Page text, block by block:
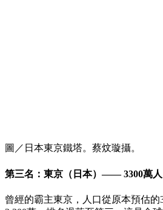
圖／日本東京鐵塔。蔡炆璇攝。
第三名：東京（日本）—— 3300萬人
曾經的霸主東京，人口從原本預估的